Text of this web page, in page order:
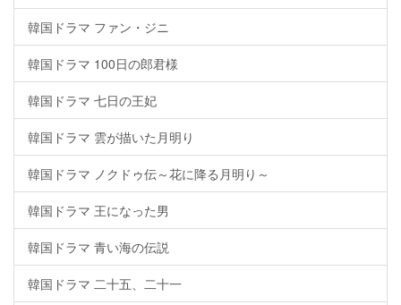
韓国ドラマ ファン・ジニ
韓国ドラマ 100日の郎君様
韓国ドラマ 七日の王妃
韓国ドラマ 雲が描いた月明り
韓国ドラマ ノクドゥ伝～花に降る月明り～
韓国ドラマ 王になった男
韓国ドラマ 青い海の伝説
韓国ドラマ 二十五、二十一